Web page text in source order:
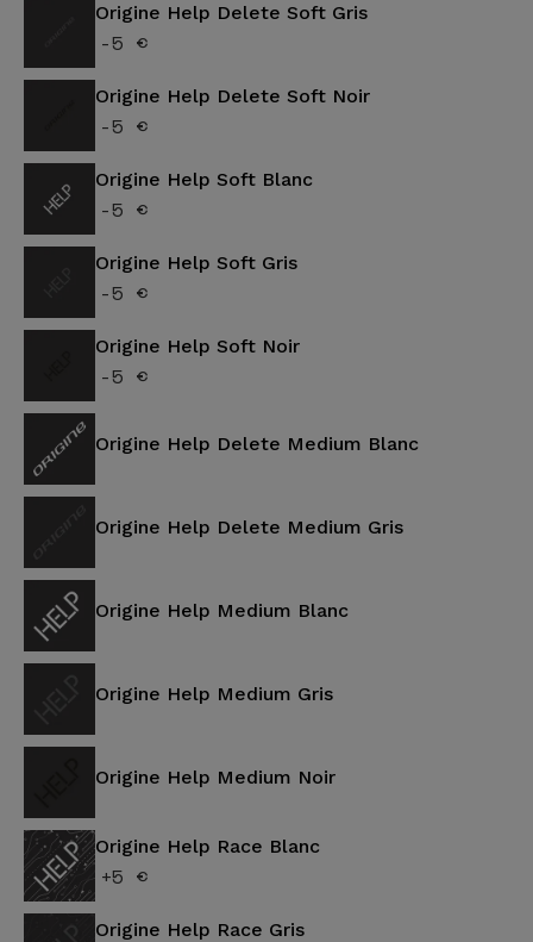
Origine Help Delete Soft Gris
-5 €
Origine Help Delete Soft Noir
-5 €
Origine Help Soft Blanc
-5 €
Origine Help Soft Gris
-5 €
Origine Help Soft Noir
-5 €
Origine Help Delete Medium Blanc
Origine Help Delete Medium Gris
Origine Help Medium Blanc
Origine Help Medium Gris
Origine Help Medium Noir
Origine Help Race Blanc
+5 €
Origine Help Race Gris